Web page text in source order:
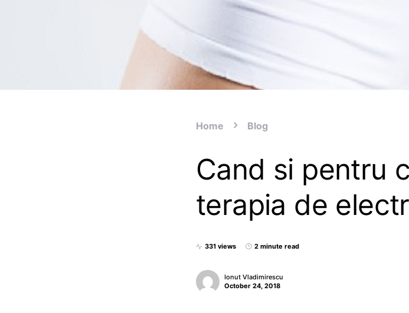
Home Blog
Cand si pentru
terapia de
331 views 2 minute read
Ionut Vladimirescu
October 24, 2018